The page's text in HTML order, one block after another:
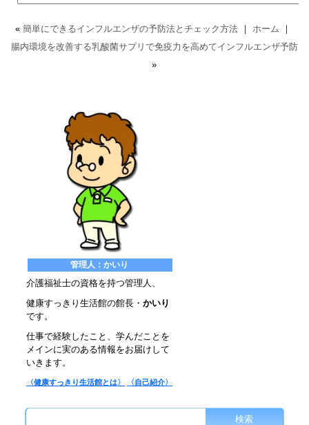
« 簡単にできるインフルエンザの予防法とチェック方法｜ ホーム ｜
腸内環境を改善する乳酸菌サプリで免疫力を高めてインフルエンザ予防
»
管理人：かいり
介護福祉士の資格を持つ管理人、
健康すっきり生活館の館長・かいり
です。
仕事で経験したこと、学んだことを
メインに実のある情報をお届けして
いきます。
〈健康すっきり生活館とは〉 〈自己紹介〉